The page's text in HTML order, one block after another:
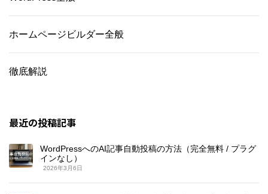
ホームページビルダー全般
徹底解説
最近の投稿記事
WordPressへのAI記事自動投稿の方法（完全無料 / プラグ
インなし）
2026年3月6日